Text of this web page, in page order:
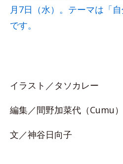
月7日（水）。テーマは「
です。
イラスト／タソカレー
編集／間野加菜代（Cumu）
文／神谷日向子